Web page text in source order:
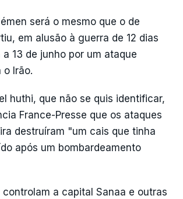
será o mesmo que o de
em alusão à guerra de 12 dias
13 de junho por um ataque
o Irão.
huthi, que não se quis identificar,
France-Presse que os ataques
destruíram "um cais que tinha
após um bombardeamento
controlam a capital Sanaa e outras